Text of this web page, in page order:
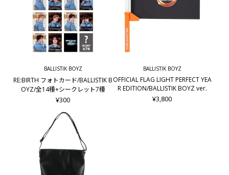
BALLISTIK BOYZ
RE:BIRTH フォトカード/BALLISTIK B
OYZ/全14種+シークレット7種
¥300
BALLISTIK BOYZ
OFFICIAL FLAG LIGHT PERFECT YEA
R EDITION/BALLISTIK BOYZ ver.
¥3,800